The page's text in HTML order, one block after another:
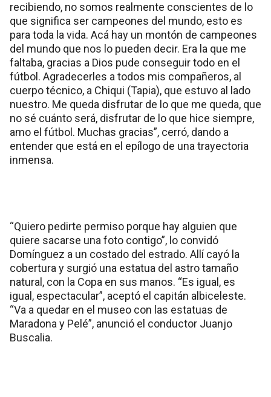
recibiendo, no somos realmente conscientes de lo
que significa ser campeones del mundo, esto es
para toda la vida. Acá hay un montón de campeones
del mundo que nos lo pueden decir. Era la que me
faltaba, gracias a Dios pude conseguir todo en el
fútbol. Agradecerles a todos mis compañeros, al
cuerpo técnico, a Chiqui (Tapia), que estuvo al lado
nuestro. Me queda disfrutar de lo que me queda, que
no sé cuánto será, disfrutar de lo que hice siempre,
amo el fútbol. Muchas gracias”, cerró, dando a
entender que está en el epílogo de una trayectoria
inmensa.
“Quiero pedirte permiso porque hay alguien que
quiere sacarse una foto contigo”, lo convidó
Domínguez a un costado del estrado. Allí cayó la
cobertura y surgió una estatua del astro tamaño
natural, con la Copa en sus manos. “Es igual, es
igual, espectacular”, aceptó el capitán albiceleste.
“Va a quedar en el museo con las estatuas de
Maradona y Pelé”, anunció el conductor Juanjo
Buscalia.